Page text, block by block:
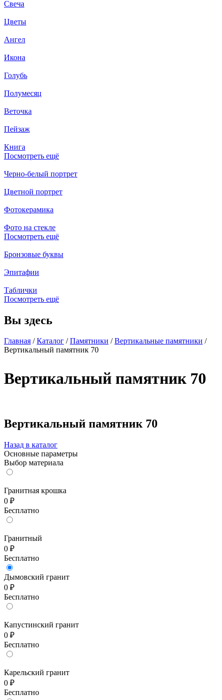
Свеча
Цветы
Ангел
Икона
Голубь
Полумесяц
Веточка
Пейзаж
Книга
Посмотреть ещё
Черно-белый портрет
Цветной портрет
Фотокерамика
Фото на стекле
Посмотреть ещё
Бронзовые буквы
Эпитафии
Таблички
Посмотреть ещё
Вы здесь
Главная / Каталог / Памятники / Вертикальные памятники /
Вертикальный памятник 70
Вертикальный памятник 70
Вертикальный памятник 70
Назад в каталог
Основные параметры
Выбор материала
Гранитная крошка
0 ₽
Бесплатно
Гранитный
0 ₽
Бесплатно
Дымовский гранит
0 ₽
Бесплатно
Капустинский гранит
0 ₽
Бесплатно
Карельский гранит
0 ₽
Бесплатно